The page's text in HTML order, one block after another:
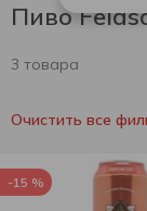
Пиво
3 товара
Очистить все
-15 %